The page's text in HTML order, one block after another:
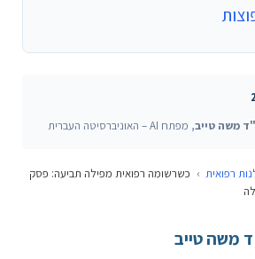
משה טייב, מפתח AI – האוניברסיטה העברית
רפואית › כשרשומה רפואית מפילה תביעה: פסק
משה טייב